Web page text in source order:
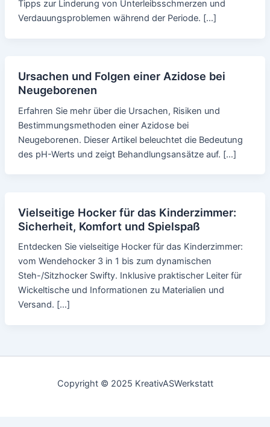
Tipps zur Linderung von Unterleibsschmerzen und
Verdauungsproblemen während der Periode. […]
Ursachen und Folgen einer Azidose bei
Neugeborenen
Erfahren Sie mehr über die Ursachen, Risiken und
Bestimmungsmethoden einer Azidose bei
Neugeborenen. Dieser Artikel beleuchtet die Bedeutung
des pH-Werts und zeigt Behandlungsansätze auf. […]
Vielseitige Hocker für das Kinderzimmer:
Sicherheit, Komfort und Spielspaß
Entdecken Sie vielseitige Hocker für das Kinderzimmer:
vom Wendehocker 3 in 1 bis zum dynamischen
Steh-/Sitzhocker Swifty. Inklusive praktischer Leiter für
Wickeltische und Informationen zu Materialien und
Versand. […]
Copyright © 2025 KreativASWerkstatt